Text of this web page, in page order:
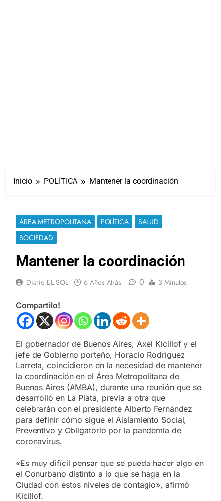
Inicio POLÍTICA Mantener la coordinación
ÁREA METROPOLITANA POLÍTICA
SALUD
SOCIEDAD
Mantener la coordinación
Diario EL SOL 6 Años Atrás 0 3 Minutos
Compartilo!
El gobernador de Buenos Aires, Axel Kicillof y el
jefe de Gobierno porteño, Horacio Rodríguez
Larreta, coincidieron en la necesidad de mantener
la coordinación en el Área Metropolitana de
Buenos Aires (AMBA), durante una reunión que se
desarrolló en La Plata, previa a otra que
celebrarán con el presidente Alberto Fernández
para definir cómo sigue el Aislamiento Social,
Preventivo y Obligatorio por la pandemia de
coronavirus.
«Es muy difícil pensar que se pueda hacer algo en
el Conurbano distinto a lo que se haga en la
Ciudad con estos niveles de contagio», afirmó
Kicillof.